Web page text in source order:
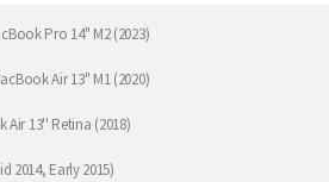
Pro 14" M2 (2023)
Air 13" M1 (2020)
Air 13'' Retina (2018)
2014, Early 2015)